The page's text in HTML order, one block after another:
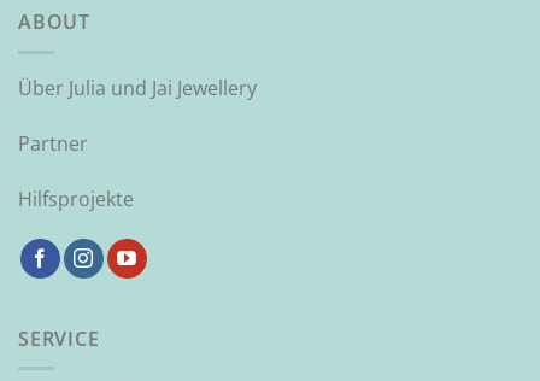
ABOUT
Über Julia und Jai Jewellery
Partner
Hilfsprojekte
SERVICE